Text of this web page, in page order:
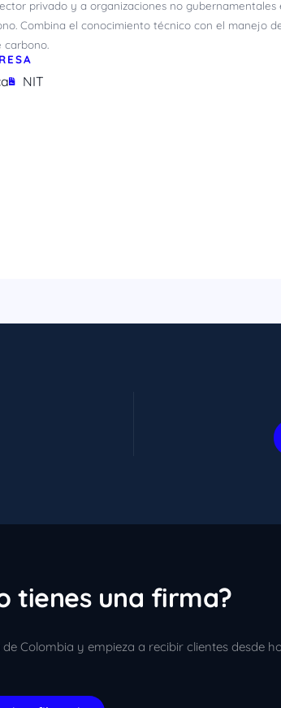
privado y a organizaciones no
Combina el conocimiento técnico con el manejo
carbono.
NIT
tienes una firma?
Colombia y empieza a recibir clientes desde